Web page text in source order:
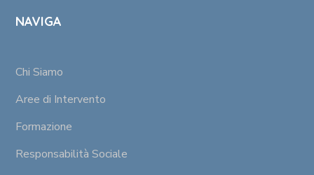
NAVIGA
Chi Siamo
Aree di Intervento
Formazione
Responsabilità Sociale